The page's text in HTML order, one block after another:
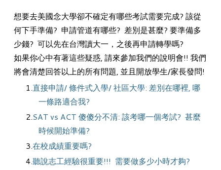
想要去美國念大學卻不確定有哪些考試需要完成? 該從
何下手準備? 申請管道有哪些? 差別是甚麼? 要準備多
少錢? 可以先在台灣讀大一，之後再申請轉學嗎?
如果你心中有著這些疑惑, 請來參加我們的說明會!! 我們
將會清楚回答以上的所有問題, 並且開放學生/家長發問!
直接申請/ 條件式入學/ 社區大學: 差別在哪裡, 哪
一條路適合我?
SAT vs ACT 傻傻分不清: 該考哪一個考試? 甚麼
時候開始準備?
在校成績重要嗎?
聽說志工經驗很重要!!! 需要做多少小時才夠?